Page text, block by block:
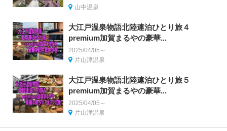
山中温泉
大江戸温泉物語北陸連泊ひとり旅４
premium加賀まるやの豪華...
2025/04/05～
片山津温泉
大江戸温泉物語北陸連泊ひとり旅５
premium加賀まるやの豪華...
2025/04/05～
片山津温泉